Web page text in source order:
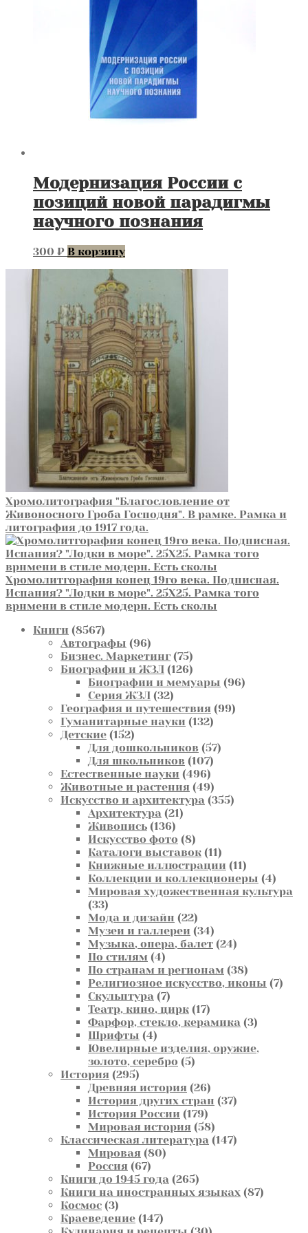
Модернизация России с
позиций новой парадигмы
научного познания
300 ₽ В корзину
Хромолитография "Благословление от
Живоносного Гроба Господня". В рамке. Рамка и
литография до 1917 года.
Хромолитгорафия конец 19го века. Подписная.
Испания? "Лодки в море". 25Х25. Рамка того
врнмени в стиле модерн. Есть сколы
Книги 85678567
товаров
Автографы 9696
товаров
Бизнес. Маркетинг 7575
товаров
Биографии и ЖЗЛ 126126
товаров
Биографии и мемуары 9696
Серия ЖЗЛ 3232
товара
География и путешествия 9999
Гуманитарные науки 132132
Детские 152152
товара
Для дошкольников 5757
Для школьников 107107
товаров
Естественные науки 496496
товаров
Животные и растения 4949
товаров
Искусство и архитектура 355355
Архитектура 2121
Живопись 136136
товаров
Искусство фото 88
товаров
Каталоги выставок 1111
товаров
Книжные иллюстрации 1111
товаров
Коллекции и коллекционеры 44
Мировая художественная культура
3333
товара
Мода и дизайн 2222
товара
Музеи и галлереи 3434
товара
Музыка, опера, балет 2424
По стилям 44
товара
По странам и регионам 3838
товаров
Религиозное искусство, иконы 77
Скульптура 77
товаров
Театр, кино, цирк 1717
товаров
Фарфор, стекло, керамика 33
Шрифты 44
товара
Ювелирные изделия, оружие,
золото, серебро 55
История 295295
товаров
Древняя история 2626
товаров
История других стран 3737
История России 179179
товаров
Мировая история 5858
товаров
Классическая литература 147147
Мировая 8080
Россия 6767
товаров
Книги до 1945 года 265265
товаров
Книги на иностранных языках 8787
Космос 33
товара
Краеведение 147147